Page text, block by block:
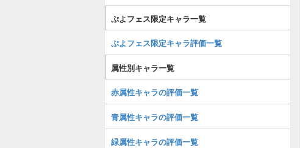
ぷよフェス限定キャラ一覧
ぷよフェス限定キャラ評価一覧
属性別キャラ一覧
赤属性キャラの評価一覧
青属性キャラの評価一覧
緑属性キャラの評価一覧